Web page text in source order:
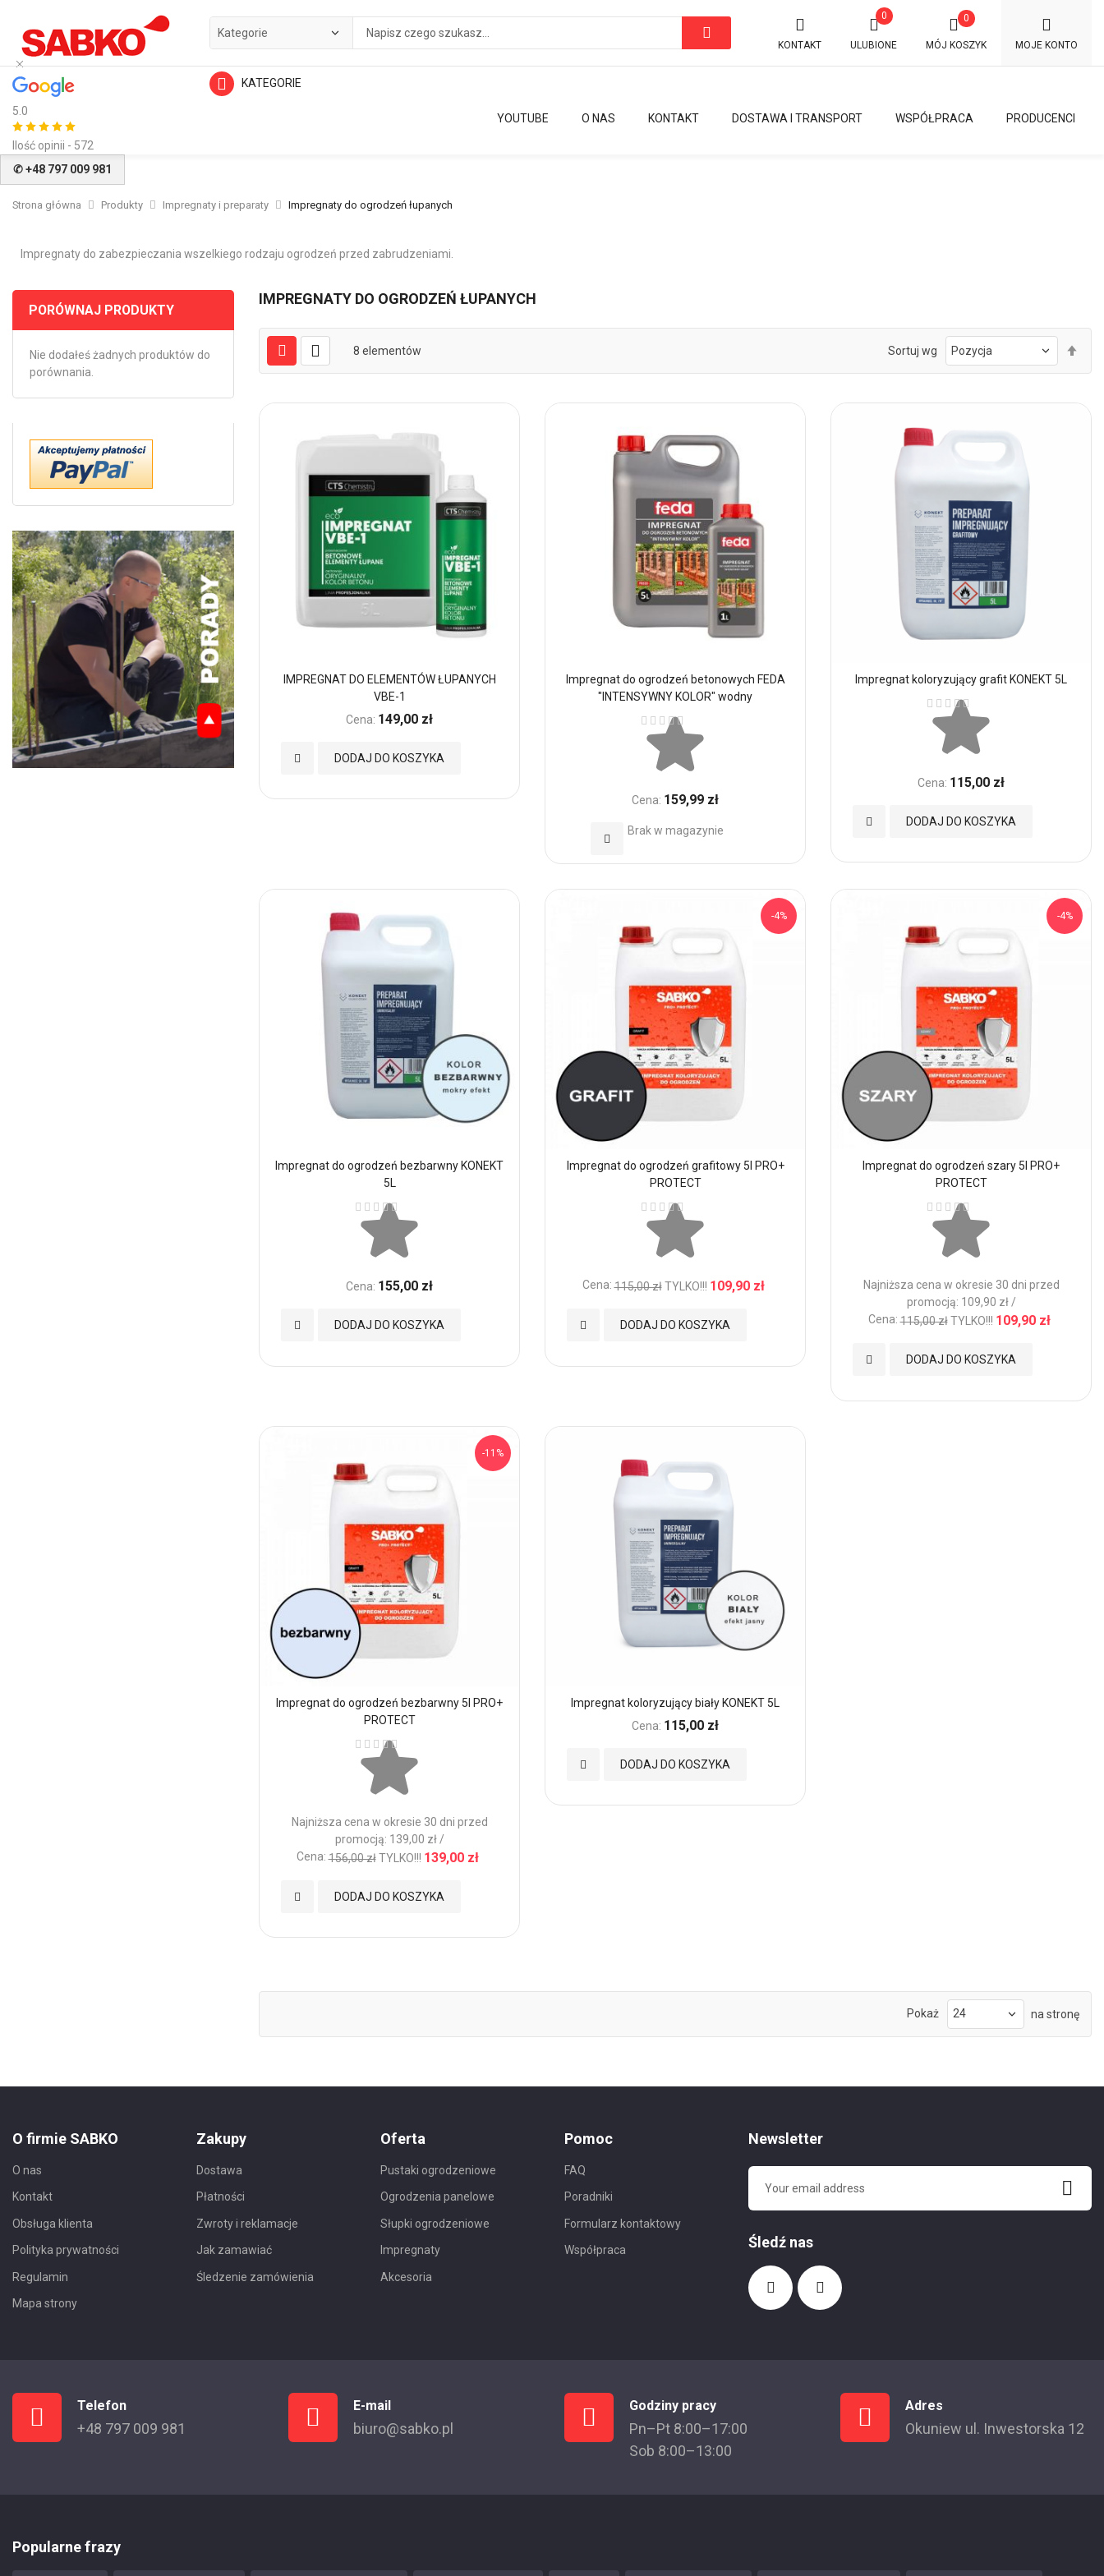
5.0
Ilość opinii - 572
KONTAKT
0
ULUBIONE MÓJ KOSZYK
0
MOJE KONTO
KATEGORIE
PRODUCENCI
WSPÓŁPRACA
DOSTAWA I TRANSPORT
KONTAKT
O NAS
YOUTUBE
✆ +48 797 009 981
Strona główna Produkty Impregnaty i preparaty Impregnaty do ogrodzeń łupanych
Impregnaty do zabezpieczania wszelkiego rodzaju ogrodzeń przed zabrudzeniami.
IMPREGNATY DO OGRODZEŃ ŁUPANYCH
8 elementów Sortuj wg
IMPREGNAT DO ELEMENTÓW ŁUPANYCH
VBE-1
Cena: 149,00 zł
DODAJ DO KOSZYKA
Dodaj
Impregnat do ogrodzeń betonowych FEDA
"INTENSYWNY KOLOR" wodny
Ocena:
Cena: 159,99 zł
Brak w magazynie
Dodaj
Impregnat koloryzujący grafit KONEKT 5L
Ocena:
Cena: 115,00 zł
DODAJ DO KOSZYKA
Dodaj
Ulubionych
Impregnat do ogrodzeń bezbarwny KONEKT
5L
Ocena:
Cena: 155,00 zł
DODAJ DO KOSZYKA
Dodaj
-4%
Impregnat do ogrodzeń grafitowy 5l PRO+
PROTECT
Ocena:
Cena: 115,00 zł TYLKO!!! 109,90 zł
DODAJ DO KOSZYKA
Dodaj
-4%
Impregnat do ogrodzeń szary 5l PRO+
PROTECT
Ocena:
Najniższa cena w okresie 30 dni przed
promocją: 109,90 zł /
Cena: 115,00 zł TYLKO!!! 109,90 zł
DODAJ DO KOSZYKA
Dodaj
-11%
Impregnat do ogrodzeń bezbarwny 5l PRO+
PROTECT
Ocena:
Najniższa cena w okresie 30 dni przed
promocją: 139,00 zł /
Cena: 156,00 zł TYLKO!!! 139,00 zł
DODAJ DO KOSZYKA
Dodaj
Impregnat koloryzujący biały KONEKT 5L
Cena: 115,00 zł
DODAJ DO KOSZYKA
Dodaj
Pokaż na stronę
PORÓWNAJ PRODUKTY
Nie dodałeś żadnych produktów do
porównania.
O firmie SABKO
O nas
Kontakt
Obsługa klienta
Polityka prywatności
Regulamin
Mapa strony
Zakupy
Dostawa
Płatności
Zwroty i reklamacje
Jak zamawiać
Śledzenie zamówienia
Oferta
Pustaki ogrodzeniowe
Ogrodzenia panelowe
Słupki ogrodzeniowe
Impregnaty
Akcesoria
Pomoc
FAQ
Poradniki
Formularz kontaktowy
Współpraca
Newsletter
Śledź nas
Telefon
+48 797 009 981
E-mail
biuro@sabko.pl
Godziny pracy
Pn–Pt 8:00–17:00
Sob 8:00–13:00
Adres
Okuniew ul. Inwestorska 12
Popularne frazy